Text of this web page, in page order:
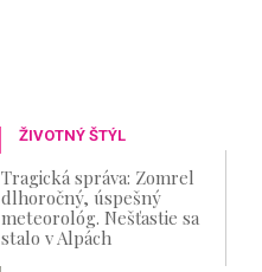
ŽIVOTNÝ ŠTÝL
Tragická správa: Zomrel
dlhoročný, úspešný
meteorológ. Nešťastie sa
stalo v Alpách